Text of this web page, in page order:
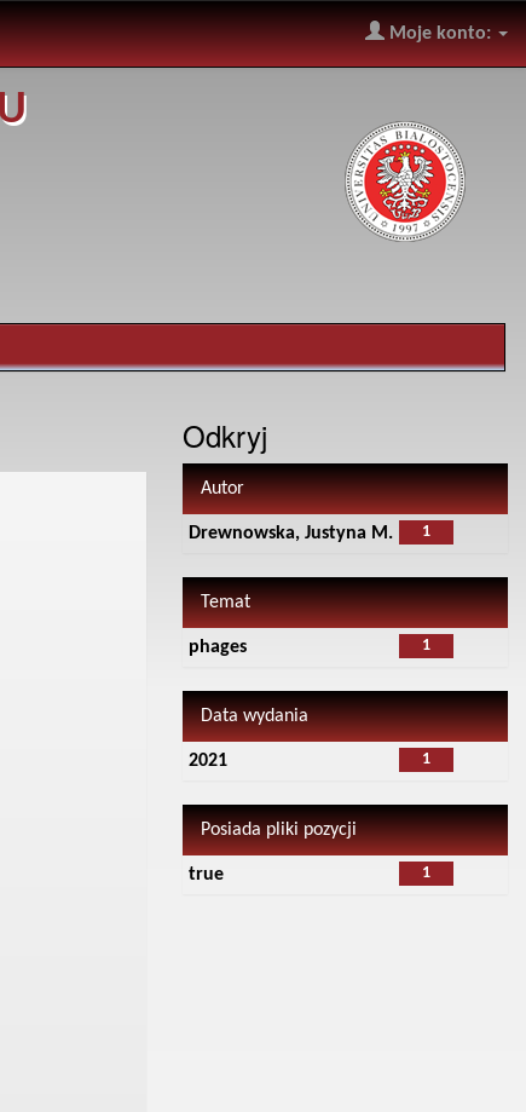
Moje konto:
Odkryj
Autor
1
Drewnowska, Justyna M.
Temat
1
phages
Data wydania
1
2021
Posiada pliki pozycji
1
true